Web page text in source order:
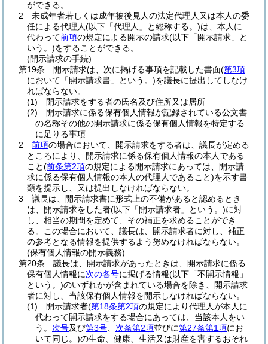
ができる。
2
未成年者若しくは成年被後見人の法定代理人又は本人の委
任による代理人(以下「代理人」と総称する。)は、本人に
代わって前項の規定による開示の請求(以下「開示請求」と
いう。)をすることができる。
(開示請求の手続)
第19条
開示請求は、次に掲げる事項を記載した書面(第3項
において「開示請求書」という。)を議長に提出してしなけ
ればならない。
(1)
開示請求をする者の氏名及び住所又は居所
(2)
開示請求に係る保有個人情報が記録されている公文書
の名称その他の開示請求に係る保有個人情報を特定する
に足りる事項
2
前項の場合において、開示請求をする者は、議長が定める
ところにより、開示請求に係る保有個人情報の本人である
こと(前条第2項の規定による開示請求にあっては、開示請
求に係る保有個人情報の本人の代理人であること)を示す書
類を提示し、又は提出しなければならない。
3
議長は、開示請求書に形式上の不備があると認めるとき
は、開示請求をした者(以下「開示請求者」という。)に対
し、相当の期間を定めて、その補正を求めることができ
る。
この場合において、議長は、開示請求者に対し、補正
の参考となる情報を提供するよう努めなければならない。
(保有個人情報の開示義務)
第20条
議長は、開示請求があったときは、開示請求に係る
保有個人情報に次の各号に掲げる情報(以下「不開示情報」
という。)のいずれかが含まれている場合を除き、開示請求
者に対し、当該保有個人情報を開示しなければならない。
(1)
開示請求者(第18条第2項の規定により代理人が本人に
代わって開示請求をする場合にあっては、当該本人をい
う。 次号及び第3号 次条第2項並びに第27条第1項にお
いて同じ。)の生命、健康、生活又は財産を害するおそれ